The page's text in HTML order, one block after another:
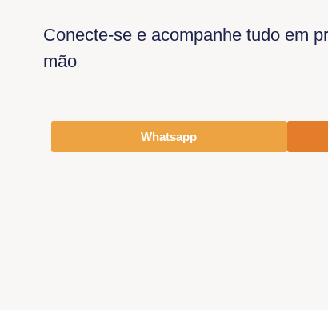
Conecte-se e acompanhe tudo em
mão
Whatsapp